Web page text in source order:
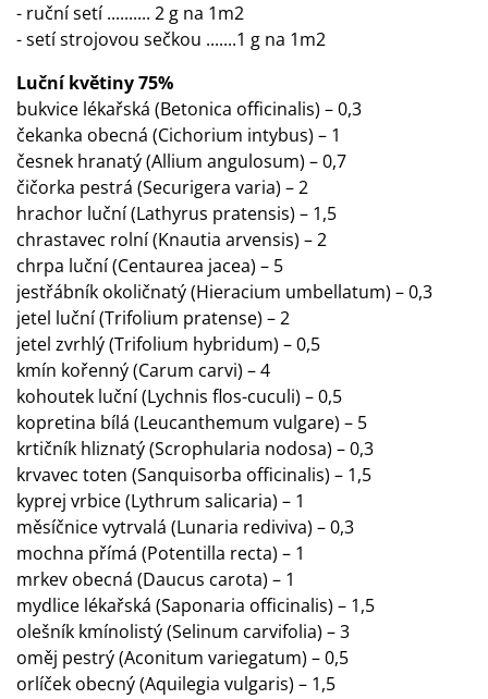
- ruční setí .......... 2 g na 1m2
- setí strojovou sečkou .......1 g na 1m2
Luční květiny 75%
bukvice lékařská (Betonica officinalis) – 0,3
čekanka obecná (Cichorium intybus) – 1
česnek hranatý (Allium angulosum) – 0,7
čičorka pestrá (Securigera varia) – 2
hrachor luční (Lathyrus pratensis) – 1,5
chrastavec rolní (Knautia arvensis) – 2
chrpa luční (Centaurea jacea) – 5
jestřábník okoličnatý (Hieracium umbellatum) – 0,3
jetel luční (Trifolium pratense) – 2
jetel zvrhlý (Trifolium hybridum) – 0,5
kmín kořenný (Carum carvi) – 4
kohoutek luční (Lychnis flos-cuculi) – 0,5
kopretina bílá (Leucanthemum vulgare) – 5
krtičník hliznatý (Scrophularia nodosa) – 0,3
krvavec toten (Sanquisorba officinalis) – 1,5
kyprej vrbice (Lythrum salicaria) – 1
měsíčnice vytrvalá (Lunaria rediviva) – 0,3
mochna přímá (Potentilla recta) – 1
mrkev obecná (Daucus carota) – 1
mydlice lékařská (Saponaria officinalis) – 1,5
olešník kmínolistý (Selinum carvifolia) – 3
oměj pestrý (Aconitum variegatum) – 0,5
orlíček obecný (Aquilegia vulgaris) – 1,5